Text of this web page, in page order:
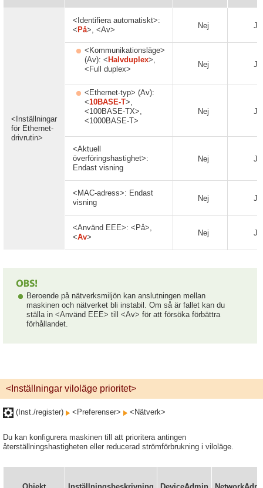
<Inställningar
för Ethernet-
drivrutin>
<Identifiera automatiskt>:
< På>, <Av> Nej Ja
<Kommunikationsläge>
(Av): < Halvduplex>,
<Full duplex>
Nej Ja
<Ethernet-typ> (Av):
<10BASE-T>,
<100BASE-TX>,
<1000BASE-T>
Nej Ja
<Aktuell
överföringshastighet>:
Endast visning
Nej Ja
<MAC-adress>: Endast
visning
Nej Ja
<Använd EEE>: <På>,
<Av> Nej Ja
Beroende på nätverksmiljön kan anslutningen mellan
maskinen och nätverket bli instabil. Om så är fallet kan du
ställa in <Använd EEE> till <Av> för att försöka förbättra
förhållandet.
<Inställningar viloläge prioritet>
(Inst./register) <Preferenser> <Nätverk>
Du kan konfigurera maskinen till att prioritera antingen
återställningshastigheten eller reducerad strömförbrukning i viloläge.